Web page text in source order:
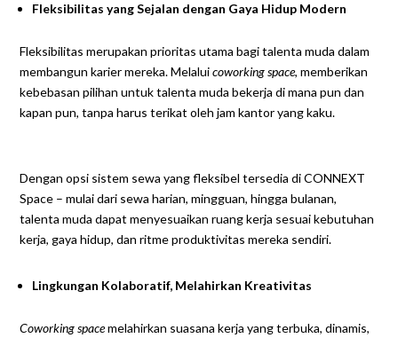
Fleksibilitas yang Sejalan dengan Gaya Hidup Modern
Fleksibilitas merupakan prioritas utama bagi talenta muda dalam
membangun karier mereka. Melaluicoworking space, memberikan
kebebasan pilihan untuk talenta muda bekerja di mana pun dan
kapan pun, tanpa harus terikat oleh jam kantor yang kaku.
Dengan opsi sistem sewa yang fleksibel tersedia di CONNEXT
Space – mulai dari sewa harian, mingguan, hingga bulanan,
talenta muda dapat menyesuaikan ruang kerja sesuai kebutuhan
kerja, gaya hidup, dan ritme produktivitas mereka sendiri.
Lingkungan Kolaboratif, Melahirkan Kreativitas
Coworking spacemelahirkan suasana kerja yang terbuka, dinamis,